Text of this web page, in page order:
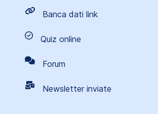
Banca dati link
Quiz online
Forum
Newsletter inviate